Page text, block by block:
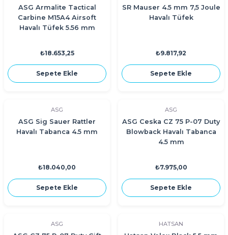
ASG Armalite Tactical
Carbine M15A4 Airsoft
Havalı Tüfek 5.56 mm
₺18.653,25
Sepete Ekle
SR Mauser 4.5 mm 7,5 Joule
Havalı Tüfek
₺9.817,92
Sepete Ekle
ASG
ASG Sig Sauer Rattler
Havalı Tabanca 4.5 mm
₺18.040,00
Sepete Ekle
ASG
ASG Ceska CZ 75 P-07 Duty
Blowback Havalı Tabanca
4.5 mm
₺7.975,00
Sepete Ekle
ASG HATSAN